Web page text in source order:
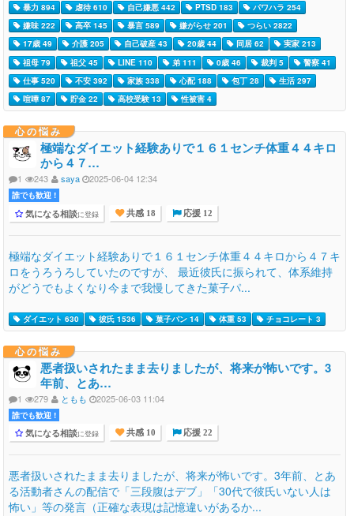
暴力 894
虐待 610 自己嫌悪 442 PTSD 183
パワハラ 254
嫌味 222
高卒 145 暴言 589 嫌がらせ 201
つらい 2822
17歳 49
介護 205 自己破産 43 20歳 44 同居 62
実家 213
祖母 79
祖父 45 LINE 110 弟 111 0歳 46 裁判 5
警察 41
仕事 520
不安 392 家族 338 心配 188 包丁 28
生活 297
喧嘩 87
貯金 22 高校受験 13 性被害 4
心の悩み
極端なダイエット経験ありで１６１センチ体重４４キロ
から４７…
1 243 saya 2025-06-04 12:34
誰でも歓迎 !
気になる相談に登録 共感 18 応援 12
極端なダイエット経験ありで１６１センチ体重４４キロから４７キ
ロをうろうろしていたのですが、 最近彼氏に振られて、体系維持
がどうでもよくなり今まで我慢してきた菓子パ...
ダイエット 630 彼氏 1536 菓子パン 14 体重 53 チョコレート 3
心の悩み
悪者扱いされたまま去りましたが、将来が怖いです。3
年前、とあ…
1 279 ともも 2025-06-03 11:04
誰でも歓迎 !
気になる相談に登録 共感 10 応援 22
悪者扱いされたまま去りましたが、将来が怖いです。3年前、とあ
る活動者さんの配信で「三段腹はデブ」「30代で彼氏いない人は
怖い」等の発言（正確な表現は記憶違いがあるか...